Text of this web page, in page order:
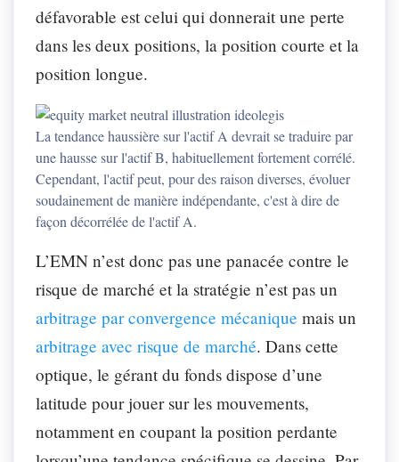
défavorable est celui qui donnerait une perte
dans les deux positions, la position courte et la
position longue.
La tendance haussière sur l'actif A devrait se traduire par
une hausse sur l'actif B, habituellement fortement corrélé.
Cependant, l'actif peut, pour des raison diverses, évoluer
soudainement de manière indépendante, c'est à dire de
façon décorrélée de l'actif A.
L’EMN n’est donc pas une panacée contre le
risque de marché et la stratégie n’est pas un
arbitrage par convergence mécanique mais un
arbitrage avec risque de marché. Dans cette
optique, le gérant du fonds dispose d’une
latitude pour jouer sur les mouvements,
notamment en coupant la position perdante